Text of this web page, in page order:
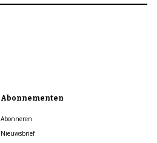
Abonnementen
Abonneren
Nieuwsbrief